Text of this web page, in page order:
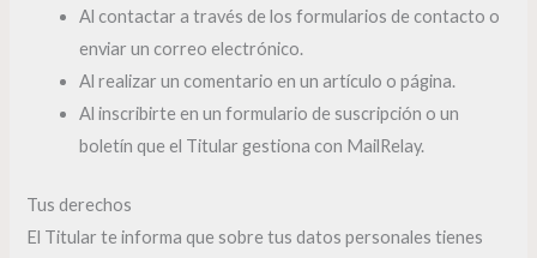
Al contactar a través de los formularios de contacto o
enviar un correo electrónico.
Al realizar un comentario en un artículo o página.
Al inscribirte en un formulario de suscripción o un
boletín que el Titular gestiona con MailRelay.
Tus derechos
El Titular te informa que sobre tus datos personales tienes